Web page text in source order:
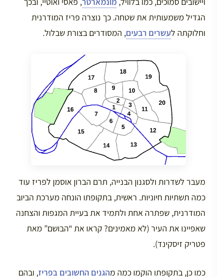
הגדיל משמעותית את שטחה. כך נוצרה פריז המודרנית
וחלוקתה לעשרים רבעים, המסודרים בצורת שבלול.
מעבר לשדרות ולסגנון הבנייה, תרם הברון אוסמן לפריז עוד
כמה תשתיות חיוניות. ראשית, בתקופתו הונחה מערכת הביוב
המודרנית, שפתרה אחת ולתמיד את בעיית המגפות והצחנה
שאפיינו את העיר (לא מאמינים? קראו את “הבושם” מאת
פטריק זיסקינד).
כמו כן, בתקופתו הוקמו כמה מהגנים החשובים בפריז, ובהם